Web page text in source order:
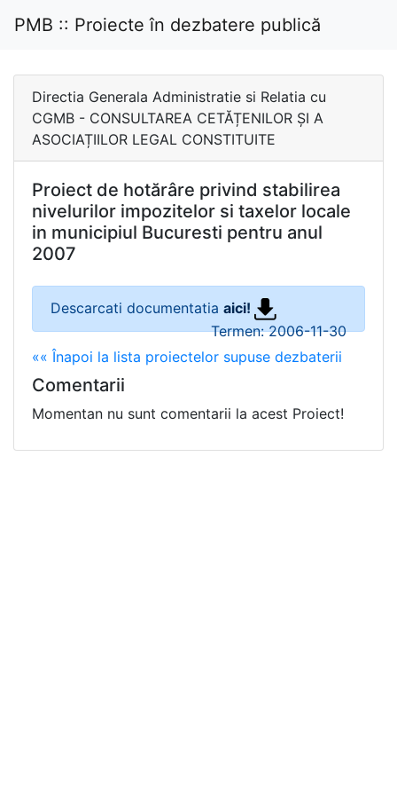
PMB :: Proiecte în dezbatere publică
Directia Generala Administratie si Relatia cu
CGMB - CONSULTAREA CETĂȚENILOR ȘI A
ASOCIAȚIILOR LEGAL CONSTITUITE
Proiect de hotărâre privind stabilirea
nivelurilor impozitelor si taxelor locale
in municipiul Bucuresti pentru anul
2007
Descarcati documentatia aici!
Termen: 2006-11-30
«« Înapoi la lista proiectelor supuse dezbaterii
Comentarii
Momentan nu sunt comentarii la acest Proiect!